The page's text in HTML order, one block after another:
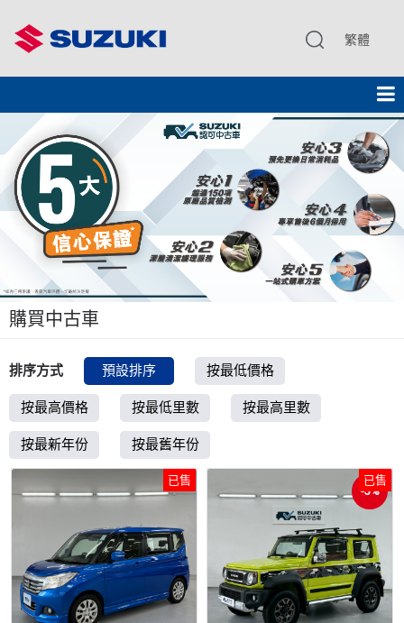
繁體
購買中古車
排序方式 預設排序 按最低價格
按最高價格 按最低里數 按最高里數
按最新年份 按最舊年份
已售
-3%
已售